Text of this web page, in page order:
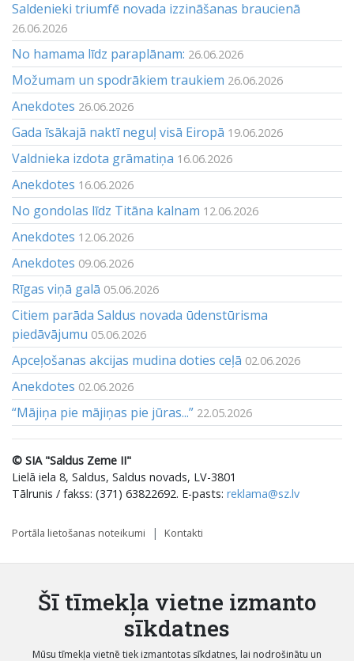
Saldenieki triumfē novada izzināšanas braucienā
26.06.2026
No hamama līdz paraplānam: 26.06.2026
Možumam un spodrākiem traukiem 26.06.2026
Anekdotes 26.06.2026
Gada īsākajā naktī neguļ visā Eiropā 19.06.2026
Valdnieka izdota grāmatiņa 16.06.2026
Anekdotes 16.06.2026
No gondolas līdz Titāna kalnam 12.06.2026
Anekdotes 12.06.2026
Anekdotes 09.06.2026
Rīgas viņā galā 05.06.2026
Citiem parāda Saldus novada ūdenstūrisma
piedāvājumu 05.06.2026
Apceļošanas akcijas mudina doties ceļā 02.06.2026
Anekdotes 02.06.2026
“Mājiņa pie mājiņas pie jūras...” 22.05.2026
© SIA "Saldus Zeme II"
Lielā iela 8, Saldus, Saldus novads, LV-3801
Tālrunis / fakss: (371) 63822692. E-pasts: reklama@sz.lv
Portāla lietošanas noteikumi Kontakti
Šī tīmekļa vietne izmanto
sīkdatnes
Mūsu tīmekļa vietnē tiek izmantotas sīkdatnes, lai nodrošinātu un